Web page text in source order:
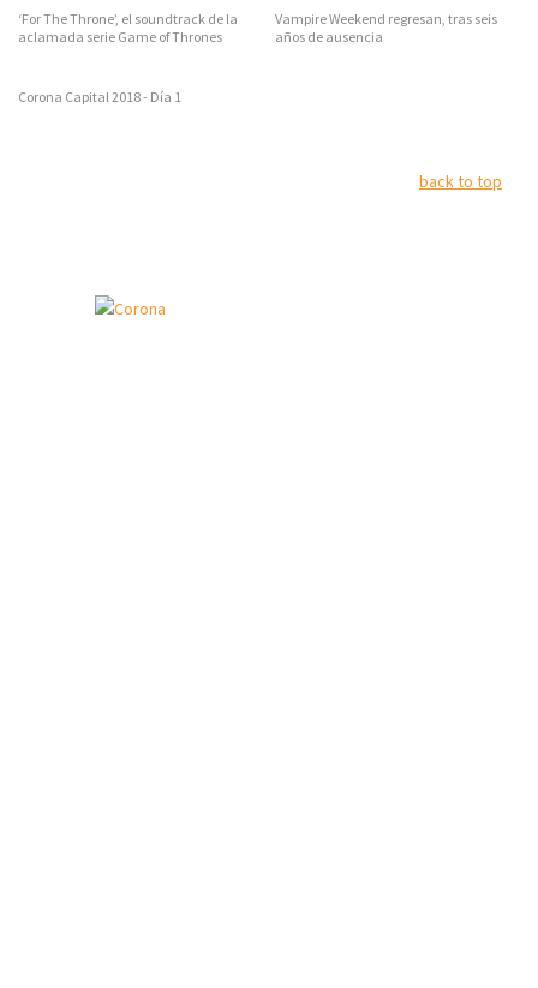
‘For The Throne’, el soundtrack de la
aclamada serie Game of Thrones
Vampire Weekend regresan, tras seis
años de ausencia
Corona Capital 2018 - Día 1
back to top